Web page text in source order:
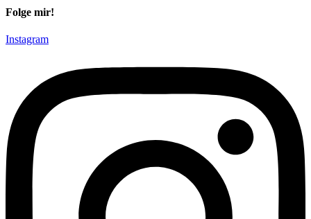
Folge mir!
Instagram